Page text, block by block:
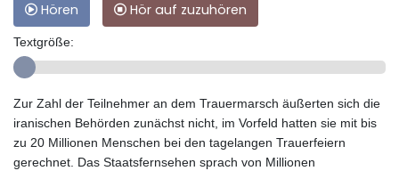
Hören Hör auf zuzuhören
Textgröße:
Zur Zahl der Teilnehmer an dem Trauermarsch äußerten sich die
iranischen Behörden zunächst nicht, im Vorfeld hatten sie mit bis
zu 20 Millionen Menschen bei den tagelangen Trauerfeiern
gerechnet. Das Staatsfernsehen sprach von Millionen